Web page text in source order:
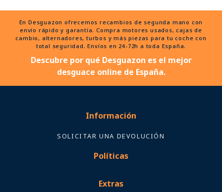
En Desguazon ofrecemos recambios de segunda mano con
envío rápido y garantía. Compra motores usados, cajas de
cambio, alternadores, turbos y más piezas para tu coche con
total seguridad. Envíos en 24-72h a toda España.
Descubre por qué Desguazon es el mejor
desguace online de España.
Información
SOLICITAR UNA DEVOLUCIÓN
Políticas
Extras